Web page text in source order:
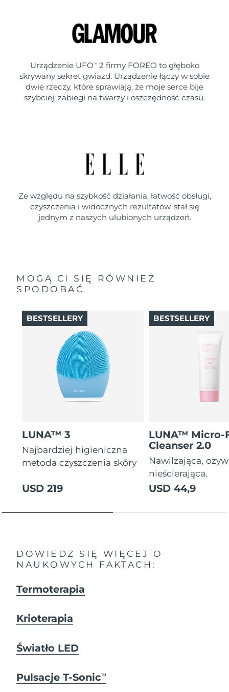
Urządzenie UFO TM2 firmy FOREO to głęboko
skrywany sekret gwiazd. Urządzenie łączy w sobie
dwie rzeczy, które sprawiają, że moje serce bije
szybciej: zabiegi na twarzy i oszczędność czasu.
Ze względu na szybkość działania, łatwość obsługi,
czyszczenia i widocznych rezultatów, stał się
jednym z naszych ulubionych urządzeń.
MOGĄ CI SIĘ RÓWNIEŻ
SPODOBAĆ
LUNA™ 3
Najbardziej higieniczna
metoda czyszczenia skóry
USD 219
BESTSELLERY
LUNA™ Micro-
Cleanser 2.0
Nawilżająca,
nieścierająca.
USD 44,9
BESTSELLERY
DOWIEDZ SIĘ WIĘCEJ O
NAUKOWYCH FAKTACH:
Termoterapia
Krioterapia
Światło LED
Pulsacje T-SonicTM